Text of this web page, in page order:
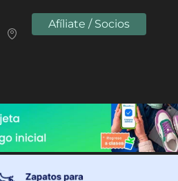
Afíliate / Socios